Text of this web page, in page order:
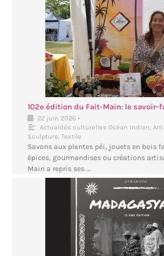
102e édition du Fait-Main: le savoir-
22 juin 2026 •
Actualités culturelles Océan Indien,
Sculpture, Textile
Savons aux plantes péi, jouets en bois
épices, gourmandises ou créations
Main a repris ses …